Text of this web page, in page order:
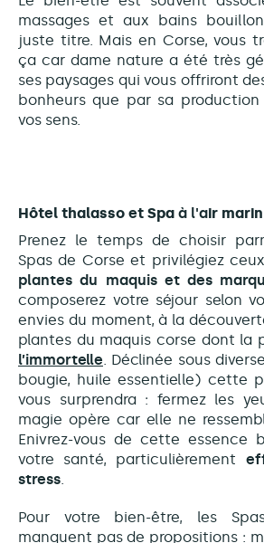
massages et aux bains
juste titre. Mais en Corse, vous
ça car dame nature a été très
ses paysages qui vous offriront
bonheurs que par sa
vos sens.
Hôtel thalasso et Spa à l'air marin
Prenez le temps de choisir
Spas de Corse et privilégiez
plantes du maquis et des
composerez votre séjour selon
envies du moment, à la
plantes du maquis corse dont la
l’immortelle . Déclinée sous
bougie, huile essentielle) cette
vous surprendra : fermez les
magie opère car elle ne
Enivrez-vous de cette essence
votre santé, particulièrement
stress
Pour votre bien-être, les
manquent pas de propositions :